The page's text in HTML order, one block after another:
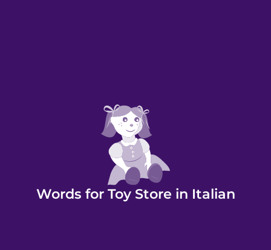
Words for Toy Store in Italian